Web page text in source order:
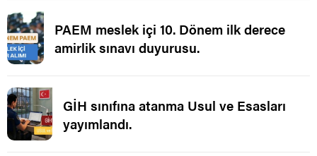
PAEM meslek içi 10. Dönem ilk derece
amirlik sınavı duyurusu.
GİH sınıfına atanma Usul ve Esasları
yayımlandı.